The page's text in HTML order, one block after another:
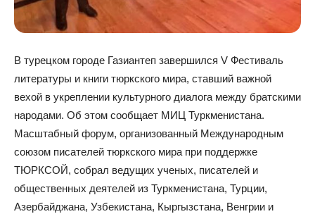
В турецком городе Газиантеп завершился V Фестиваль
литературы и книги тюркского мира, ставший важной
вехой в укреплении культурного диалога между братскими
народами. Об этом сообщает МИЦ Туркменистана.
Масштабный форум, организованный Международным
союзом писателей тюркского мира при поддержке
ТЮРКСОЙ, собрал ведущих ученых, писателей и
общественных деятелей из Туркменистана, Турции,
Азербайджана, Узбекистана, Кыргызстана, Венгрии и